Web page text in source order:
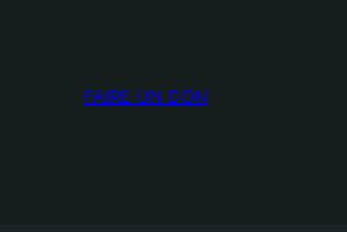
FAIRE UN DON